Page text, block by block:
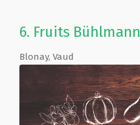
6. Fruits Bühlmann
Blonay, Vaud